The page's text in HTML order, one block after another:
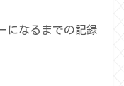
になるまでの記録